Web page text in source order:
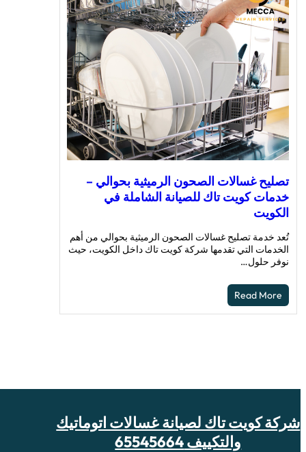
تصليح غسالات الصحون الرميثية بحوالي –
خدمات كويت تاك للصيانة الشاملة في
الكويت
تُعد خدمة تصليح غسالات الصحون الرميثية بحوالي من أهم
الخدمات التي تقدمها شركة كويت تاك داخل الكويت، حيث
نوفر حلول…
Read More
شركة كويت تاك لصيانة غسالات اتوماتيك
والتكييف 65545664